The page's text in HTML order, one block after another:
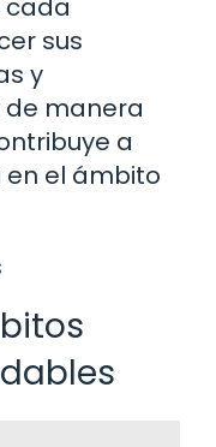
cada
sus
y
manera
a
el ámbito